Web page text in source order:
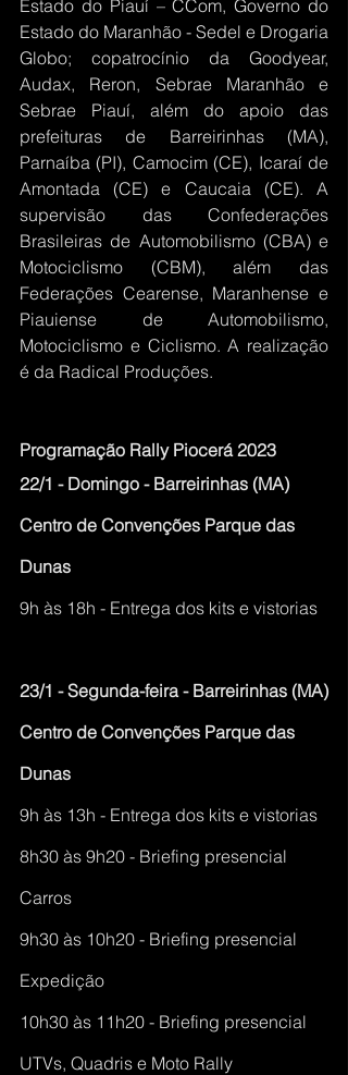
Estado do Piauí – CCom, Governo do
Estado do Maranhão - Sedel e Drogaria
Globo; copatrocínio da Goodyear,
Audax, Reron, Sebrae Maranhão e
Sebrae Piauí, além do apoio das
prefeituras de Barreirinhas (MA),
Parnaíba (PI), Camocim (CE), Icaraí de
Amontada (CE) e Caucaia (CE). A
supervisão das Confederações
Brasileiras de Automobilismo (CBA) e
Motociclismo (CBM), além das
Federações Cearense, Maranhense e
Piauiense de Automobilismo,
Motociclismo e Ciclismo. A realização
é da Radical Produções.
Programação Rally Piocerá 2023
22/1 - Domingo - Barreirinhas (MA)
Centro de Convenções Parque das
Dunas
9h às 18h - Entrega dos kits e vistorias
23/1 - Segunda-feira - Barreirinhas (MA)
Centro de Convenções Parque das
Dunas
9h às 13h - Entrega dos kits e vistorias
8h30 às 9h20 - Briefing presencial
Carros
9h30 às 10h20 - Briefing presencial
Expedição
10h30 às 11h20 - Briefing presencial
UTVs, Quadris e Moto Rally